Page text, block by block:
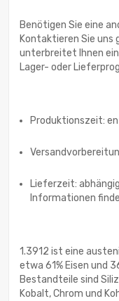
Benötigen Sie eine
Kontaktieren Sie uns
unterbreitet Ihnen
Lager- oder
Produktionszeit:
Lieferzeit:
Informationen
1.3912 ist eine
etwa 61% Eisen und
Bestandteile sind
Kobalt, Chrom und